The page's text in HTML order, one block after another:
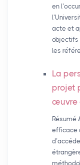
en
acte et
objectifs
les
La
projet
œuvre
Résumé
efficace